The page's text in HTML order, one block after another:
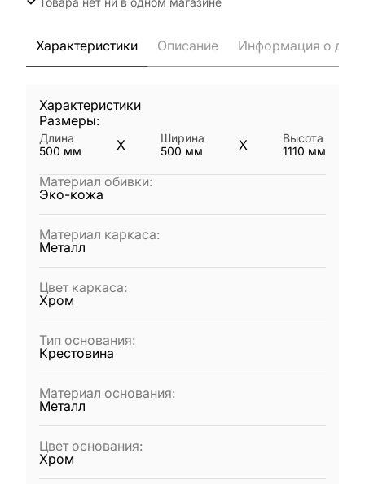
Характеристики Описание Информация о
Характеристики
Размеры:
Длина
500 мм X
Ширина
500 мм X
Высота
1110 мм
Материал обивки:
Эко-кожа
Материал каркаса:
Металл
Цвет каркаса:
Хром
Тип основания:
Крестовина
Материал основания:
Металл
Цвет основания:
Хром